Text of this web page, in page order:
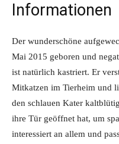
Informationen
Der wunderschöne
Mai 2015 geboren und
ist natürlich kastriert. Er
Mitkatzen im Tierheim und
den schlauen Kater
ihre Tür geöffnet hat, um
interessiert an allem und